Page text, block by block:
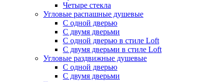
Четыре стекла
Угловые распашные душевые
С одной дверью
С двумя дверьми
С одной дверью в стиле Loft
С двумя дверьми в стиле Loft
Угловые раздвижные душевые
С одной дверью
С двумя дверьми